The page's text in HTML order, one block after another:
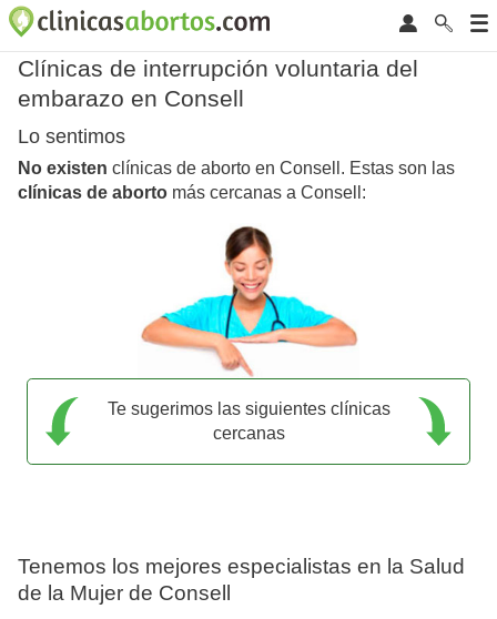
Clínicas de interrupción voluntaria del
embarazo en Consell
Lo sentimos
No existen clínicas de aborto en Consell. Estas son las
clínicas de aborto más cercanas a Consell:
Te sugerimos las siguientes clínicas
cercanas
Tenemos los mejores especialistas en la Salud
de la Mujer de Consell